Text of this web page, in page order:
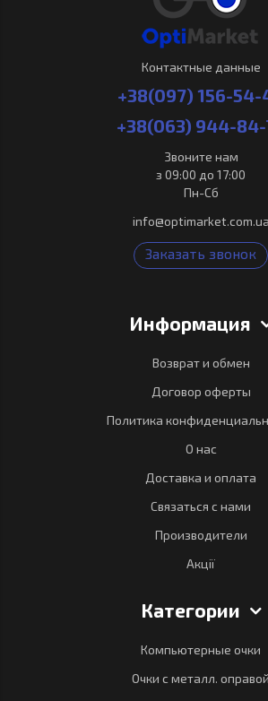
Контактные данные
+38(097) 156-54-
+38(063) 944-84-
Звоните нам
з 09:00 до 17:00
Пн-Сб
info@optimarket.com.ua
Заказать звонок
Информация
Возврат и обмен
Договор оферты
Политика
О нас
Доставка и оплата
Связаться с нами
Производители
Акції
Категории
Компьютерные очки
Очки с металл. оправой